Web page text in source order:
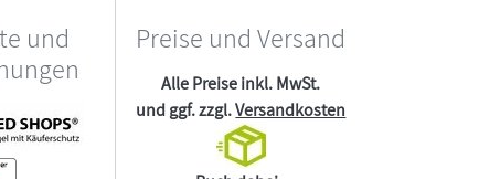
und
Preise und Versand
Alle Preise inkl. MwSt.
und ggf. zzgl.Versandkosten